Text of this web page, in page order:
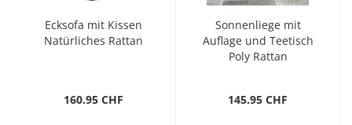
Ecksofa mit Kissen
Natürliches Rattan
160.95 CHF
Sonnenliege mit
Auflage und Teetisch
Poly Rattan
145.95 CHF